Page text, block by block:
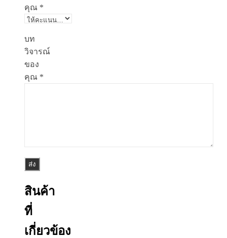
คุณ *
บท
วิจารณ์
ของ
คุณ *
สินค้า
ที่
เกี่ยวข้อง